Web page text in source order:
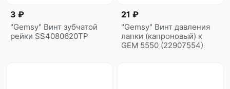
3 ₽
"Gemsy" Винт зубчатой
рейки SS4080620TP
21 ₽
"Gemsy" Винт давления
лапки (капроновый) к
GEM 5550 (22907554)